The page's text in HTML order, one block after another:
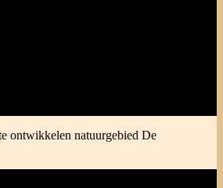
ontwikkelen natuurgebied De